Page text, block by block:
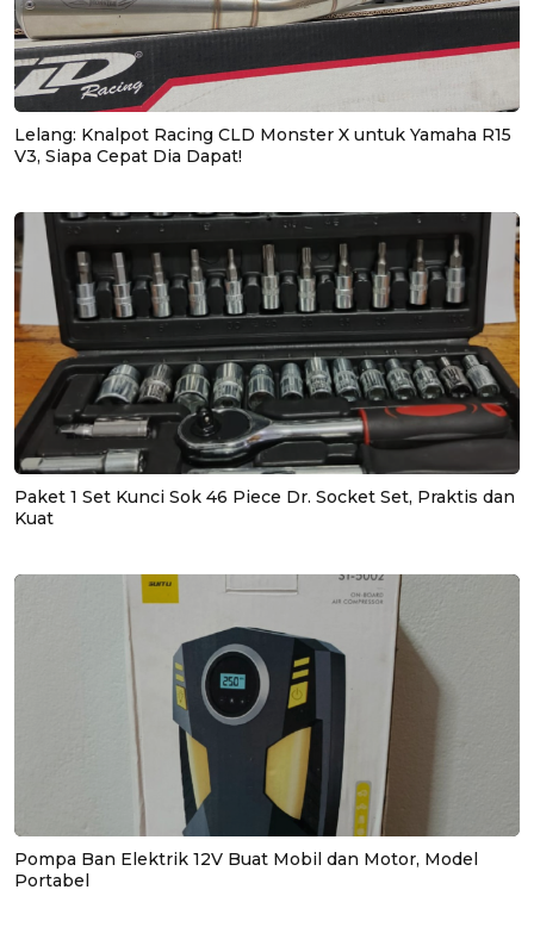
Lelang: Knalpot Racing CLD Monster X untuk Yamaha R15
V3, Siapa Cepat Dia Dapat!
Paket 1 Set Kunci Sok 46 Piece Dr. Socket Set, Praktis dan
Kuat
Pompa Ban Elektrik 12V Buat Mobil dan Motor, Model
Portabel